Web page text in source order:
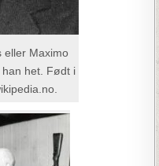
eller Maximo
het. Født i